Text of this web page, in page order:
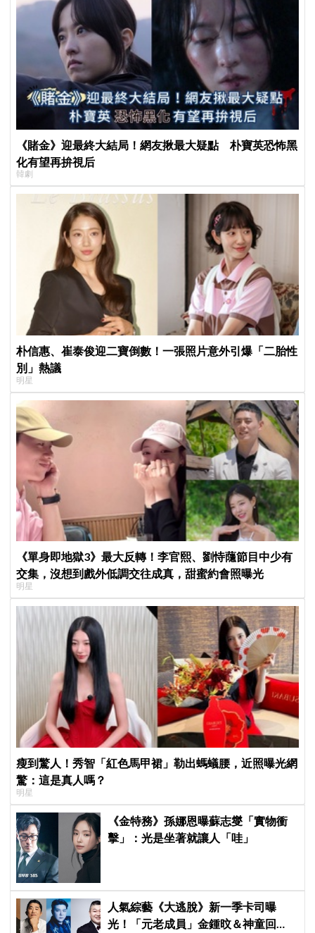
《賭金》迎最終大結局！網友揪最大疑點 朴寶英恐怖黑
化有望再拚視后
韓劇
朴信惠、崔泰俊迎二寶倒數！一張照片意外引爆「二胎性
別」熱議
明星
《單身即地獄3》最大反轉！李官熙、劉恃蘟節目中少有
交集，沒想到戲外低調交往成真，甜蜜約會照曝光
明星
瘦到驚人！秀智「紅色馬甲裙」勒出螞蟻腰，近照曝光網
驚：這是真人嗎？
明星
《金特務》孫娜恩曝蘇志燮「實物衝
擊」：光是坐著就讓人「哇」
人氣綜藝《大逃脫》新一季卡司曝
光！「元老成員」金鍾旼＆神童回